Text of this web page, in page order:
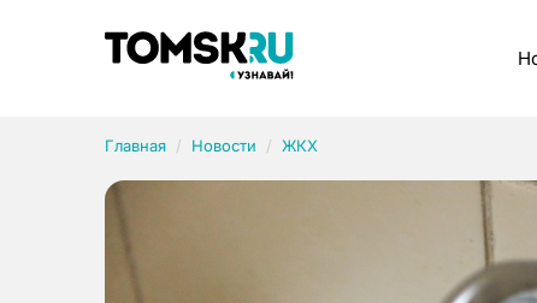
Главная Новости ЖКХ
Рубрики